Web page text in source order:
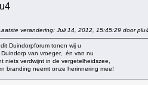
verandering: Juli 14, 2012, 15:45:29 door
Duindorpforum tonen wij u
Duindorp van vroeger, én van nu
niets verdwijnt in de vergetelheidszee,
branding neemt onze herinnering mee!